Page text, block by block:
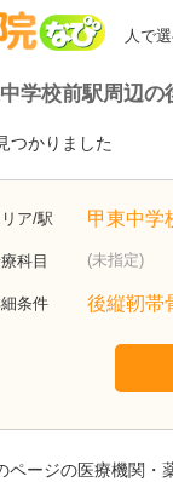
人で
学校前駅周辺
つかりました
ア/駅 甲東中学
科目 (未指定)
条件 後縦靭帯
ページの医療機関・